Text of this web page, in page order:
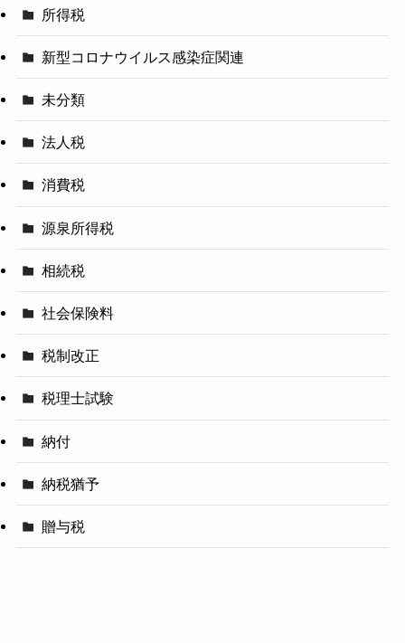
所得税
新型コロナウイルス感染症関連
未分類
法人税
消費税
源泉所得税
相続税
社会保険料
税制改正
税理士試験
納付
納税猶予
贈与税